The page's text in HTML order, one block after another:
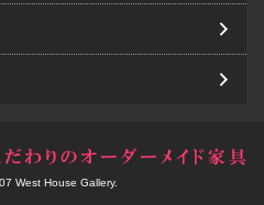
West House Gallery.